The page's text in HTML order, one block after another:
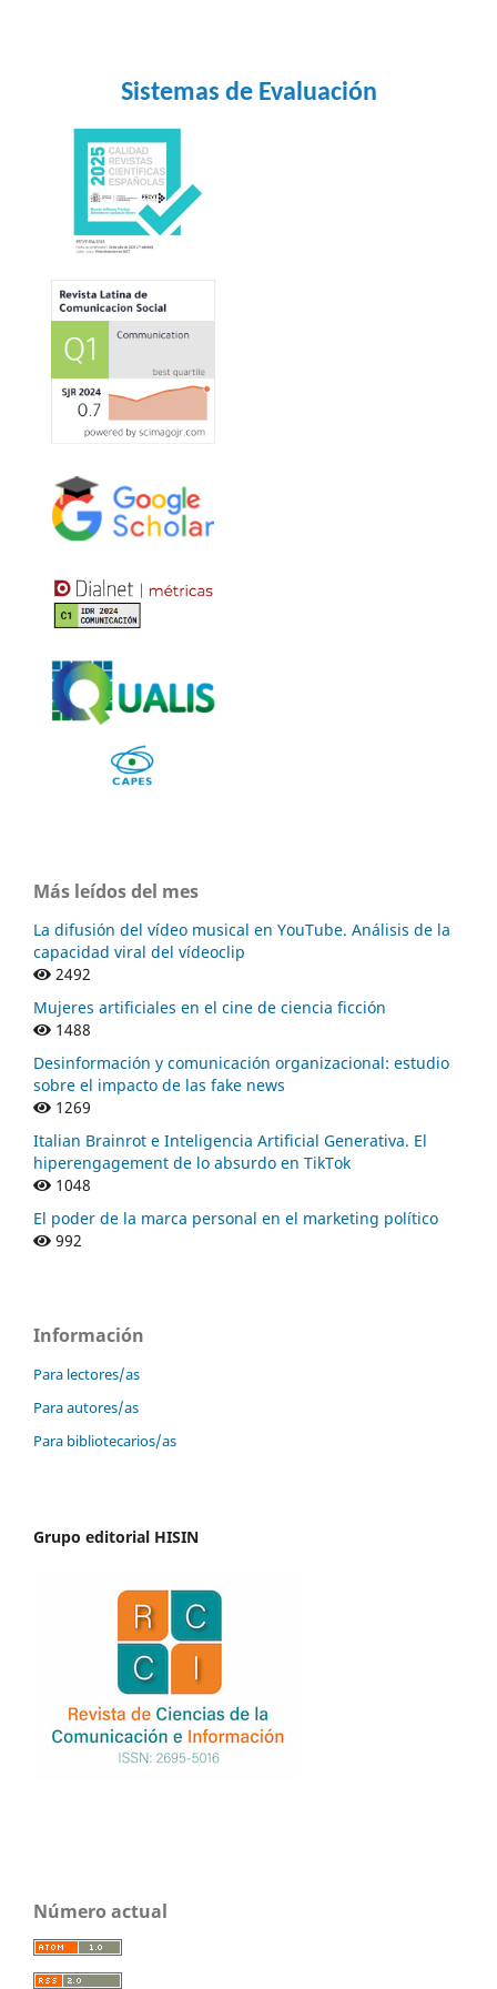
Sistemas de Evaluación
Más leídos del mes
La difusión del vídeo musical en YouTube. Análisis de la
capacidad viral del vídeoclip
2492
Mujeres artificiales en el cine de ciencia ficción
1488
Desinformación y comunicación organizacional: estudio
sobre el impacto de las fake news
1269
Italian Brainrot e Inteligencia Artificial Generativa. El
hiperengagement de lo absurdo en TikTok
1048
El poder de la marca personal en el marketing político
992
Información
Para lectores/as
Para autores/as
Para bibliotecarios/as
Grupo editorial HISIN
Número actual